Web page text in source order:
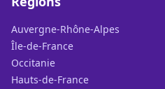
Auvergne-Rhône-Alpes
Île-de-France
Occitanie
Hauts-de-France